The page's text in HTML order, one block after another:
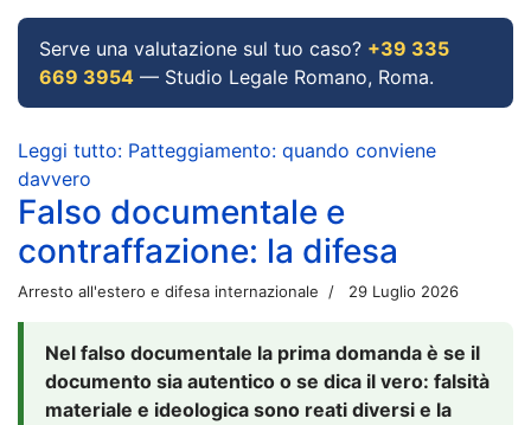
Serve una valutazione sul tuo caso? +39 335
669 3954 — Studio Legale Romano, Roma.
Leggi tutto: Patteggiamento: quando conviene
davvero
Falso documentale e
contraffazione: la difesa
Arresto all'estero e difesa internazionale 29 Luglio 2026
Nel falso documentale la prima domanda è se il
documento sia autentico o se dica il vero: falsità
materiale e ideologica sono reati diversi e la